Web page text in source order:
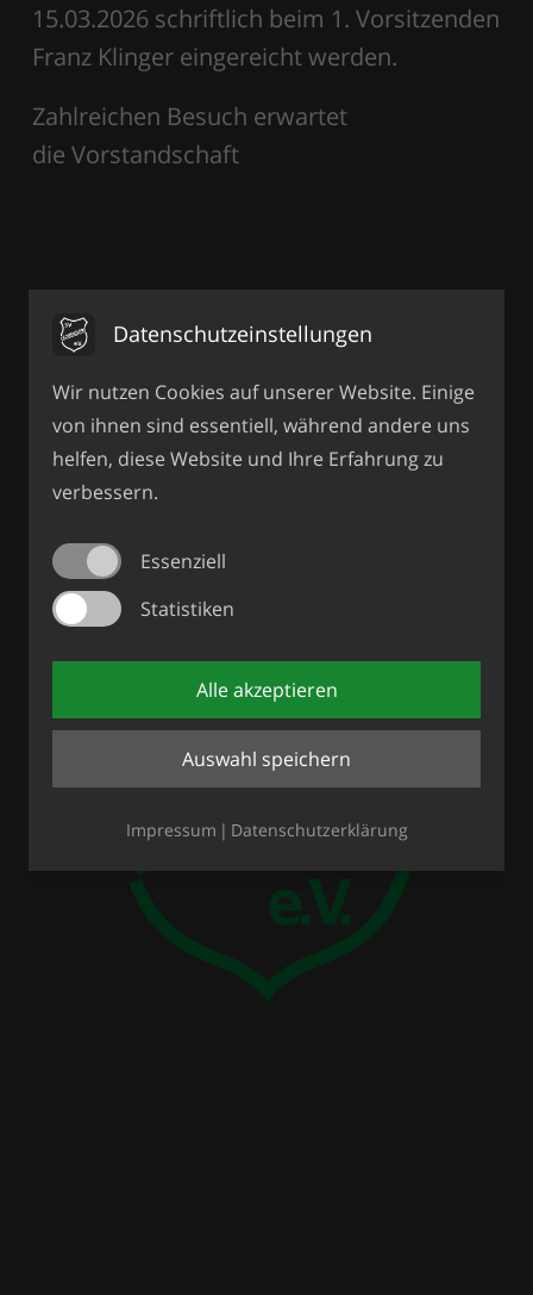
15.03.2026 schriftlich beim 1. Vorsitzenden
Franz Klinger eingereicht werden.
Zahlreichen Besuch erwartet
die Vorstandschaft
Datenschutzeinstellungen
Wir nutzen Cookies auf unserer Website. Einige
von ihnen sind essentiell, während andere uns
helfen, diese Website und Ihre Erfahrung zu
verbessern.
Essenziell
Statistiken
Alle akzeptieren
Auswahl speichern
Impressum Datenschutzerklärung